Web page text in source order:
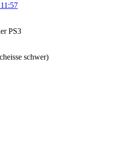
PS3
schwer)